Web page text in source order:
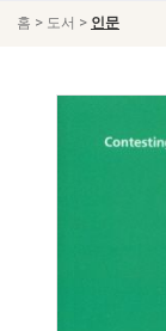
홈 > 도서 > 인문